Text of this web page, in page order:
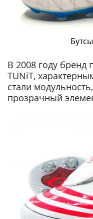
В 2008 году бренд
TUNiT,
стали
прозрачный